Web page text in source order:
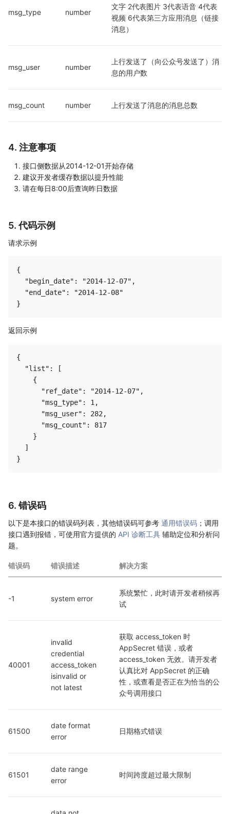
msg_type number
文字 2代表图片 3代表语音 4代表
视频 6代表第三方应用消息（链接
消息）
msg_user number
上行发送了（向公众号发送了）消
息的用户数
msg_count number 上行发送了消息的消息总数
4. 注意事项
接口侧数据从2014-12-01开始存储
建议开发者缓存数据以提升性能
请在每日8:00后查询昨日数据
5. 代码示例
请求示例
{
  "begin_date": "2014-12-07",
  "end_date": "2014-12-08"
返回示例
{
  "list": [
    {
      "ref_date": "2014-12-07",
      "msg_type": 1,
      "msg_user": 282,
      "msg_count": 817
    }
  ]
6. 错误码
以下是本接口的错误码列表，其他错误码可参考 通用错误码 ；调用
接口遇到报错，可使用官方提供的 API 诊断工具 辅助定位和分析问
题。
错误码 错误描述 解决方案
-1 system error
系统繁忙，此时请开发者稍候再
试
40001
invalid
credential
access_token
isinvalid or
not latest
获取 access_token 时
AppSecret 错误，或者
access_token 无效。请开发者
认真比对 AppSecret 的正确
性，或查看是否正在为恰当的公
众号调用接口
61500
date format
error
日期格式错误
61501
date range
error
时间跨度超过最大限制